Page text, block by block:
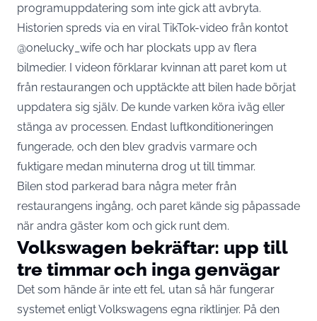
programuppdatering som inte gick att avbryta.
Historien spreds via en viral TikTok-video från kontot
@onelucky_wife och har plockats upp av flera
bilmedier. I videon förklarar kvinnan att paret kom ut
från restaurangen och upptäckte att bilen hade börjat
uppdatera sig själv. De kunde varken köra iväg eller
stänga av processen. Endast luftkonditioneringen
fungerade, och den blev gradvis varmare och
fuktigare medan minuterna drog ut till timmar.
Bilen stod parkerad bara några meter från
restaurangens ingång, och paret kände sig påpassade
när andra gäster kom och gick runt dem.
Volkswagen bekräftar: upp till
tre timmar och inga genvägar
Det som hände är inte ett fel, utan så här fungerar
systemet enligt Volkswagens egna riktlinjer. På den